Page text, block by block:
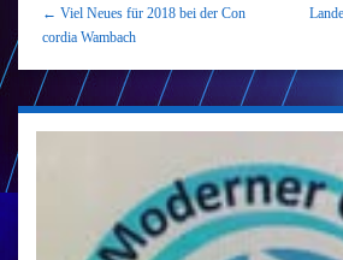
← Viel Neues für 2018 bei der Con
cordia Wambach